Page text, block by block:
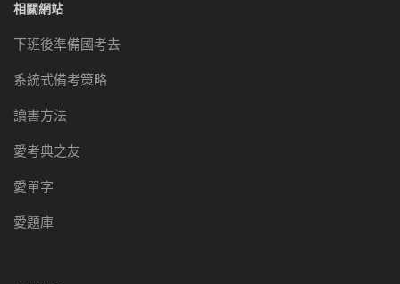
相關網站
下班後準備國考去
系統式備考策略
讀書方法
愛考典之友
愛單字
愛題庫